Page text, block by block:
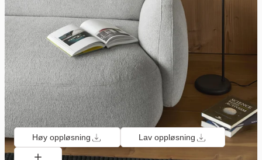
Høy oppløsning Lav oppløsning